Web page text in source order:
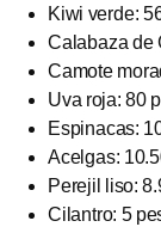
Kiwi verde:
Calabaza de
Camote
Uva roja: 80
Espinacas:
Acelgas:
Perejil liso:
Cilantro: 5